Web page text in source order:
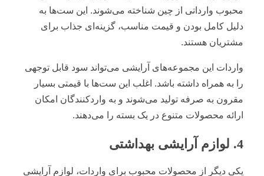
محبوب وارداتی از چین شناخته می‌شوند. این ست‌ها به
دلیل کامل بودن و قیمت مناسب، گزینه‌ای جذاب برای
مشتریان هستند.
واردات این مجموعه‌های آرایشی می‌تواند سود قابل توجهی
را به همراه داشته باشد. اغلب این ست‌ها با قیمتی بسیار
مقرون به صرفه تولید می‌شوند و به واردکنندگان امکان
ارائه محصولات متنوع در یک بسته را می‌دهند.
4. لوازم آرایشی بهداشتی
یکی دیگر از محصولات محبوب برای واردات، لوازم آرایشی